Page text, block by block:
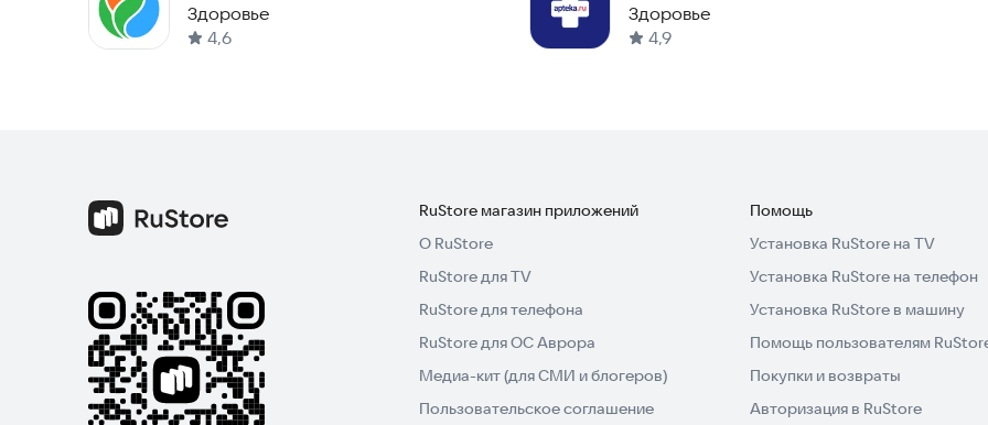
лекарств
Здоровье
4,6
Здоровье
4,9
RuStore магазин приложений
О RuStore
RuStore для TV
RuStore для телефона
RuStore для ОС Аврора
Медиа-кит (для СМИ и блогеров)
Пользовательское соглашение
Помощь
Установка RuStore на TV
Установка RuStore на телефон
Установка RuStore в машину
Помощь пользователям
Покупки и возвраты
Авторизация в RuStore